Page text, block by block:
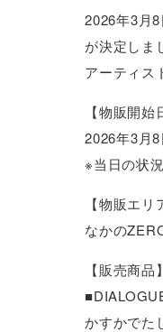
2026年3月
が決定しま
アーティス
【物販開始
2026年3月
※当日の状
【物販エリ
なかの
【販売商品】
かすかでた